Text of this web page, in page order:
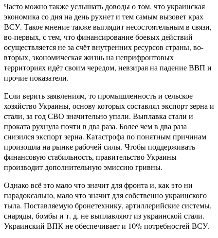
Часто можно также услышать доводы о том, что украинская
экономика со дня на день рухнет и тем самым вызовет крах
ВСУ. Такое мнение также выглядит несостоятельным в связи,
во-первых, с тем, что финансирование боевых действий
осуществляется не за счёт внутренних ресурсов страны, во-
вторых, экономическая жизнь на неприфронтовых
территориях идёт своим чередом, невзирая на падение ВВП и
прочие показатели.
Если верить заявлениям, то промышленность и сельское
хозяйство Украины, основу которых составлял экспорт зерна и
стали, за год СВО значительно упали. Выплавка стали и
проката рухнула почти в два раза. Более чем в два раза
снизился экспорт зерна. Катастрофа по понятным причинам
произошла на рынке рабочей силы. Чтобы поддерживать
финансовую стабильность, правительство Украины
производит дополнительную эмиссию гривны.
Однако всё это мало что значит для фронта и, как это ни
парадоксально, мало что значит для собственно украинского
тыла. Поставляемую бронетехнику, артиллерийские системы,
снаряды, бомбы и т. д. не выплавляют из украинской стали.
Украинский ВПК не обеспечивает и 10% потребностей ВСУ.